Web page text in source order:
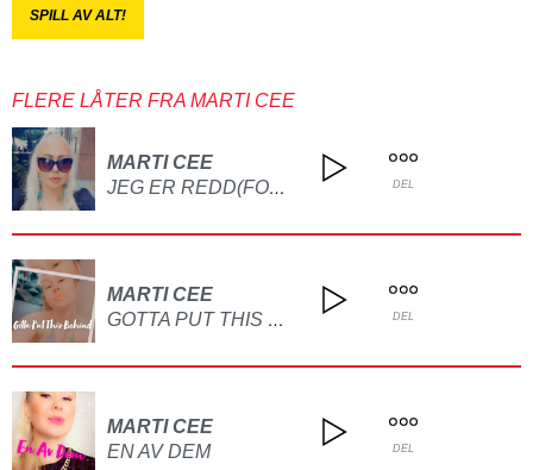
SPILL AV ALT!
FLERE LÅTER FRA MARTI CEE
MARTI CEE
JEG ER REDD(FOR Å BINDE MEG) DEL
MARTI CEE
GOTTA PUT THIS BEHIND DEL
MARTI CEE
EN AV DEM
DEL